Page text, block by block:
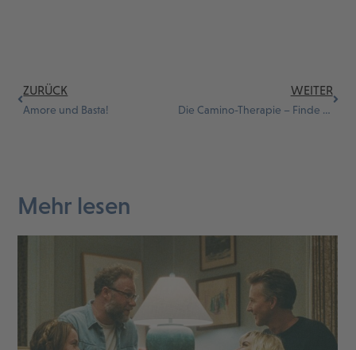
ZURÜCK
Amore und Basta!
WEITER
Die Camino-Therapie – Finde deinen Weg
Mehr lesen